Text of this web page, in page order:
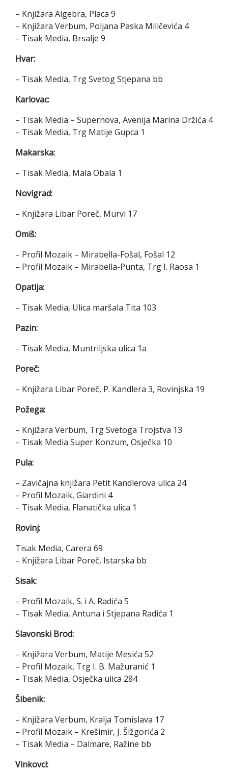
– Knjižara Algebra, Placa 9
– Knjižara Verbum, Poljana Paska Miličevića 4
– Tisak Media, Brsalje 9
Hvar:
– Tisak Media, Trg Svetog Stjepana bb
Karlovac:
– Tisak Media – Supernova, Avenija Marina Držića 4
– Tisak Media, Trg Matije Gupca 1
Makarska:
– Tisak Media, Mala Obala 1
Novigrad:
– Knjižara Libar Poreč, Murvi 17
Omiš:
– Profil Mozaik – Mirabella-Fošal, Fošal 12
– Profil Mozaik – Mirabella-Punta, Trg I. Raosa 1
Opatija:
– Tisak Media, Ulica maršala Tita 103
Pazin:
– Tisak Media, Muntriljska ulica 1a
Poreč:
– Knjižara Libar Poreč, P. Kandlera 3, Rovinjska 19
Požega:
– Knjižara Verbum, Trg Svetoga Trojstva 13
– Tisak Media Super Konzum, Osječka 10
Pula:
– Zavičajna knjižara Petit Kandlerova ulica 24
– Profil Mozaik, Giardini 4
– Tisak Media, Flanatička ulica 1
Rovinj:
Tisak Media, Carera 69
– Knjižara Libar Poreč, Istarska bb
Sisak:
– Profil Mozaik, S. i A. Radića 5
– Tisak Media, Antuna i Stjepana Radića 1
Slavonski Brod:
– Knjižara Verbum, Matije Mesića 52
– Profil Mozaik, Trg I. B. Mažuranić 1
– Tisak Media, Osječka ulica 284
Šibenik:
– Knjižara Verbum, Kralja Tomislava 17
– Profil Mozaik – Krešimir, J. Šižgorića 2
– Tisak Media – Dalmare, Ražine bb
Vinkovci: